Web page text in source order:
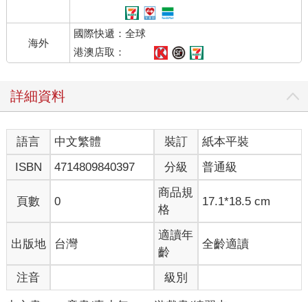
海外
國際快遞：全球
港澳店取：
詳細資料
語言 中文繁體 裝訂
紙本平裝
ISBN
4714809840397 分級 普通級
頁數 0
商品規
格
17.1*18.5 cm
出版地 台灣
適讀年
齡
全齡適讀
注音 級別